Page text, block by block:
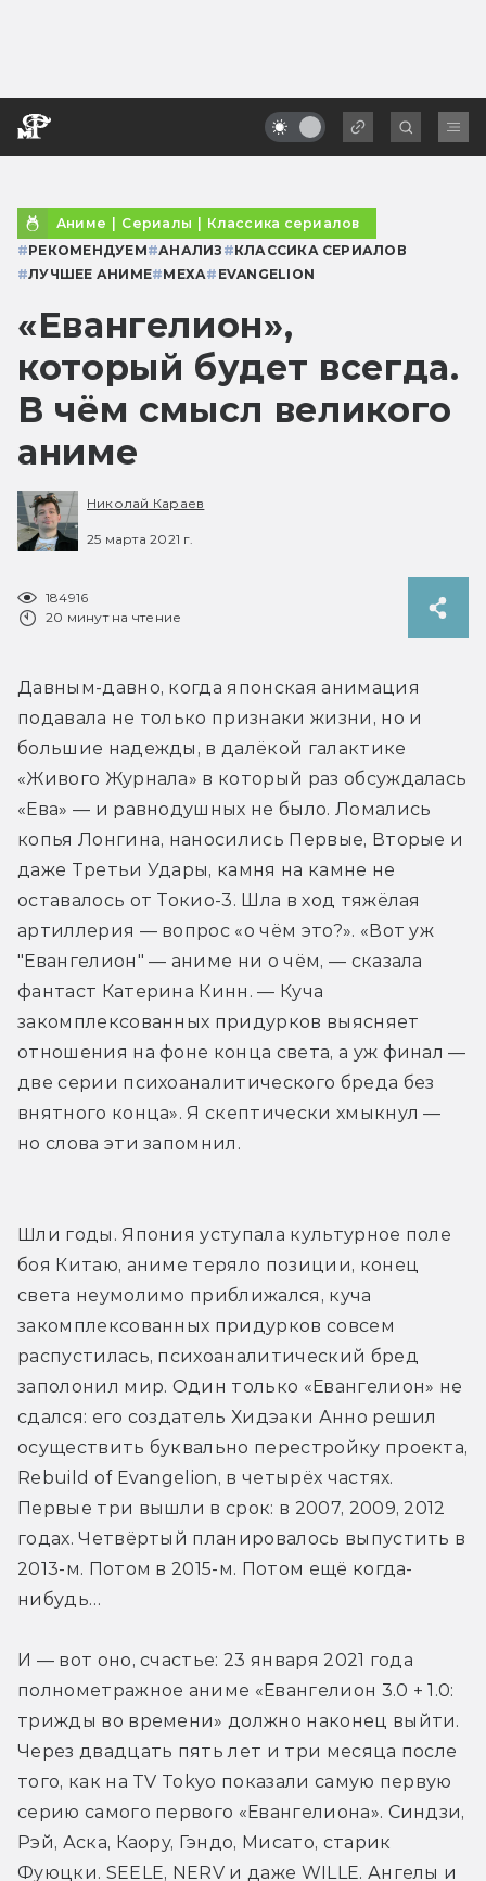
Аниме | Сериалы | Классика сериалов
#РЕКОМЕНДУЕМ#АНАЛИЗ #КЛАССИКА СЕРИАЛОВ
#ЛУЧШЕЕ АНИМЕ#МЕХА# EVANGELION
«Евангелион»,
который будет всегда.
В чём смысл великого
аниме
Николай Караев
25 марта 2021 г.
184916
20 минут на чтение
Давным-давно, когда японская анимация
подавала не только признаки жизни, но и
большие надежды, в далёкой галактике
«Живого Журнала» в который раз обсуждалась
«Ева» — и равнодушных не было. Ломались
копья Лонгина, наносились Первые, Вторые и
даже Третьи Удары, камня на камне не
оставалось от Токио-3. Шла в ход тяжёлая
артиллерия — вопрос «о чём это?». «Вот уж
"Евангелион" — аниме ни о чём, — сказала
фантаст Катерина Кинн. — Куча
закомплексованных придурков выясняет
отношения на фоне конца света, а уж финал —
две серии психоаналитического бреда без
внятного конца». Я скептически хмыкнул —
но слова эти запомнил.
Шли годы. Япония уступала культурное поле
боя Китаю, аниме теряло позиции, конец
света неумолимо приближался, куча
закомплексованных придурков совсем
распустилась, психоаналитический бред
заполонил мир. Один только «Евангелион» не
сдался: его создатель Хидэаки Анно решил
осуществить буквально перестройку проекта,
Rebuild of Evangelion, в четырёх частях.
Первые три вышли в срок: в 2007, 2009, 2012
годах. Четвёртый планировалось выпустить в
2013-м. Потом в 2015-м. Потом ещё когда-
нибудь…
И — вот оно, счастье: 23 января 2021 года
полнометражное аниме «Евангелион 3.0 + 1.0:
трижды во времени» должно наконец выйти.
Через двадцать пять лет и три месяца после
того, как на TV Tokyo показали самую первую
серию самого первого «Евангелиона». Синдзи,
Рэй, Аска, Каору, Гэндо, Мисато, старик
Фуюцки. SEELE, NERV и даже WILLE. Ангелы и